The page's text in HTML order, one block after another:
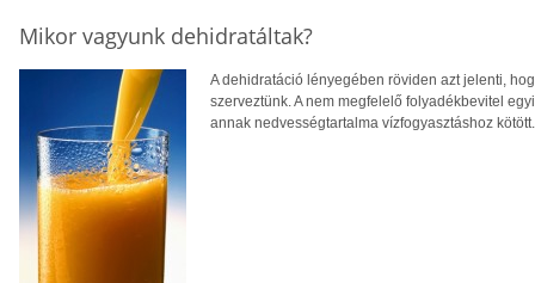
Mikor vagyunk dehidratáltak?
A dehidratáció lényegében röviden azt jelenti,
szerveztünk. A nem megfelelő folyadékbevitel
annak nedvességtartalma vízfogyasztáshoz kötött.